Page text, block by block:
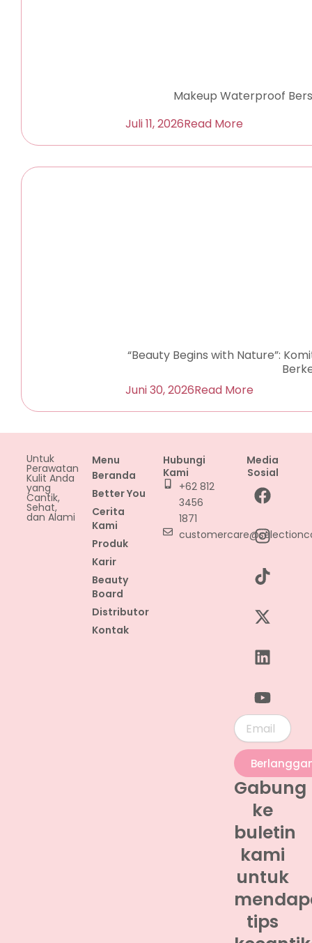
Makeup Waterproof
Juli 11, 2026Read More
“Beauty Begins with Nature”:
Juni 30, 2026Read More
Untuk
Perawatan
Kulit Anda
yang
Cantik,
Sehat,
dan Alami
Menu
Beranda
Better You
Cerita
Kami
Produk
Karir
Beauty
Board
Distributor
Kontak
Hubungi
Kami
+62 812
3456
1871
Media
Sosial
F
a
e
o
o
I
n
t
g
r
m
T
i
t
k
X
-
w
t
t
r
L
i
k
d
i
Y
o
t
b
e
Email
Gabung
ke
buletin
kami
untuk
tips